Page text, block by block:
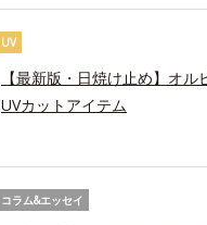
UV
【最新版・日焼け止め】オル
UVカットアイテム
コラム&エッセイ